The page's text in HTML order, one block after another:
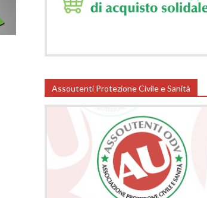
Assoutenti Protezione Civile e Sanità